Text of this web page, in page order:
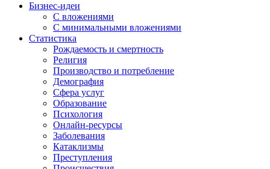
Бизнес-идеи
С вложениями
С минимальными вложениями
Статистика
Рождаемость и смертность
Религия
Производство и потребление
Демография
Сфера услуг
Образование
Психология
Онлайн-ресурсы
Заболевания
Катаклизмы
Преступления